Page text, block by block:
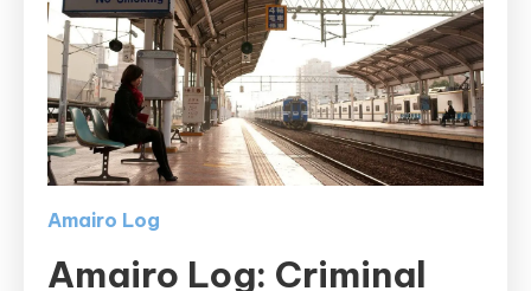
Amairo Log
Amairo Log: Criminal